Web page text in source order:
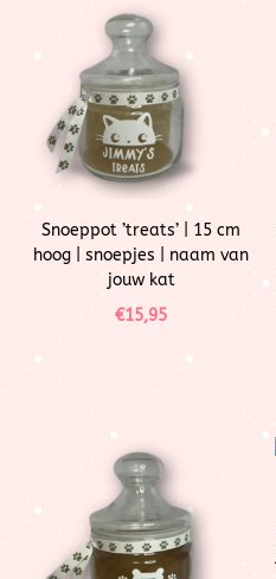
Snoeppot ’treats’ | 15 cm
hoog | snoepjes | naam van
jouw kat
€15,95